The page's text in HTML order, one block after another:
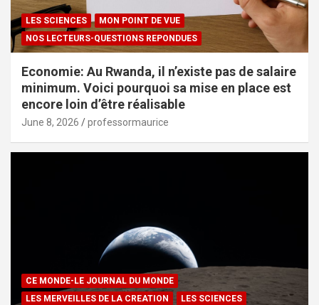
LES SCIENCES
MON POINT DE VUE
NOS LECTEURS-QUESTIONS REPONDUES
Economie: Au Rwanda, il n’existe pas de salaire
minimum. Voici pourquoi sa mise en place est
encore loin d’être réalisable
June 8, 2026 professormaurice
CE MONDE-LE JOURNAL DU MONDE
LES MERVEILLES DE LA CREATION
LES SCIENCES